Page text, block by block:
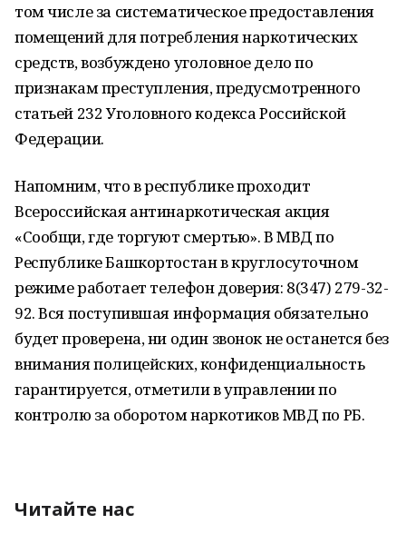
том числе за систематическое предоставления
помещений для потребления наркотических
средств, возбуждено уголовное дело по
признакам преступления, предусмотренного
статьей 232 Уголовного кодекса Российской
Федерации.
Напомним, что в республике проходит
Всероссийская антинаркотическая акция
«Сообщи, где торгуют смертью». В МВД по
Республике Башкортостан в круглосуточном
режиме работает телефон доверия: 8(347) 279-32-
92. Вся поступившая информация обязательно
будет проверена, ни один звонок не останется без
внимания полицейских, конфиденциальность
гарантируется, отметили в управлении по
контролю за оборотом наркотиков МВД по РБ.
Читайте нас